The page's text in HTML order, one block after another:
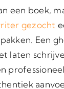
een boek,
gezocht
Een
laten